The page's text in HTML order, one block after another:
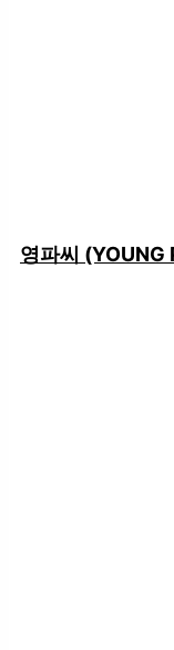
영파씨 (YOUNG